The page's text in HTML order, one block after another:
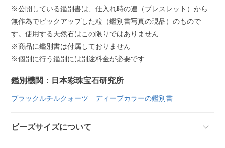
※公開している鑑別書は、仕入れ時の連（ブレスレット）から
無作為でピックアップした粒（鑑別書写真の現品）のもので
す。使用する天然石はこの限りではありません
※商品に鑑別書は付属しておりません
※個別に行う鑑別には別途料金が必要です
鑑別機関：日本彩珠宝石研究所
ブラックルチルクォーツ ディープカラーの鑑別書
ビーズサイズについて